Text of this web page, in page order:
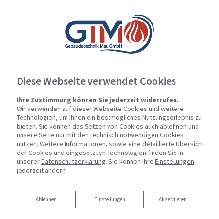
Diese Webseite verwendet Cookies
Ihre Zustimmung können Sie jederzeit widerrufen.
Wir verwenden auf dieser Webseite Cookies und weitere
Technologien, um Ihnen ein bestmögliches Nutzungserlebnis zu
bieten. Sie können das Setzen von Cookies auch ablehnen und
unsere Seite nur mit den technisch notwendigen Cookies
nutzen. Weitere Informationen, sowie eine detaillierte Übersicht
der Cookies und eingesetzten Technologien finden Sie in
unsererDatenschutzerklärung. Sie können Ihre Einstellungen
jederzeit ändern.
Akzeptieren
Einstellungen
Ablehnen
Ablehnen